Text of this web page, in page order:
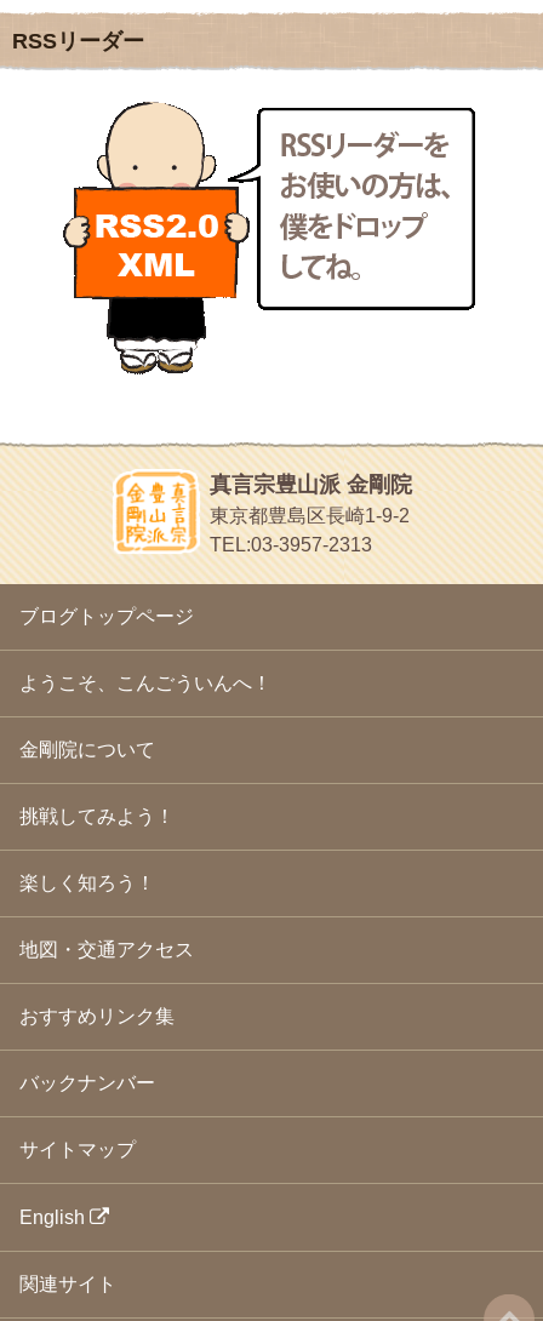
2011年10月(31)
2011年9月(24)
2011年8月(21)
2011年6月(13)
2011年5月
2011年4月
(17)
2011年3月(15)
2011年2月(22)
2011年1月(22)
2010年12月(21)
2010年11月
(14)
2010年9月(16)
(13)
2010年5月(22)
2010年4月(25)
2010年3月(22)
2010年2月
(23)
2010年1月(23)
2009年12月(18)
2009年10月(20)
2009年9月(20)
2009年8月 (18)
2009年7月
(21)
2009年6月(22)
2009年5月(20)
2009年2月(19)
2009年1月(25)
2008年12月 (22)
2008年9月(24)
2008年8月(24)
2008年7月
(23)
2008年6月(23)
2008年5月(21)
2008年4月(22)
2008年1月 (23)
2007年12月(26)
2007年11月
2007年10月
2007年9月(23)
2007年8月
地域のライターさんです
小豆島 圓満寺
新聞屋の道具箱
新聞社で使われる用語の解説など
makotoさんの御符内巡礼記
東京の巡礼記です
POLYHEDON
いろいろなことが書いてあるよ
bunchan
あちこち行って！
目白鍼灸院
日本人の繊細な体質にあわせた、やさしく気持ちよい鍼灸治療で
ほうげん日記
放言じゃなくて和尚さんの名前だよ
面白いサイトみつけたよ。
ヘェ～という感じ
chocolab.Air♪DIALY
ラブラドールのワンちゃんがかわいいよ
RSSリーダー
真言宗豊山派 金剛院
東京都豊島区長崎1-9-2
TEL:03-3957-2313
ブログトップページ
ようこそ、こんごういんへ！
金剛院について
挑戦してみよう！
楽しく知ろう！
地図・交通アクセス
おすすめリンク集
バックナンバー
サイトマップ
English
関連サイト